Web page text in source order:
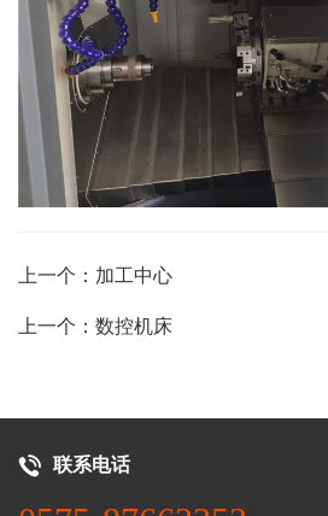
上一个：加工中心
上一个：数控机床
联系电话